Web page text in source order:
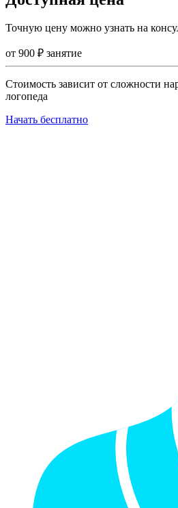
Точную цену можно узнать на
от 900 ₽ занятие
Стоимость зависит от сложности
логопеда
Начать бесплатно